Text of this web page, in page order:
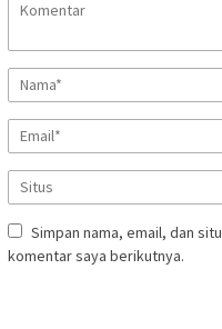
Simpan nama, email, dan
komentar saya berikutnya.